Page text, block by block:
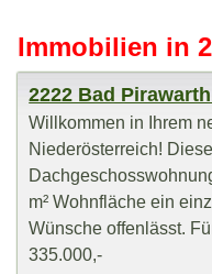
Immobilien in
2222 Bad
Willkommen in Ihrem
Niederösterreich!
m² Wohnfläche ein
Wünsche offenlässt.
335.000,-